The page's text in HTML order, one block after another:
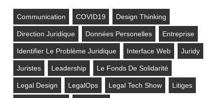
Communication COVID19 Design Thinking
Direction Juridique Données Personelles Entreprise
Identifier Le Problème Juridique Interface Web Juridy
Juristes Leadership Le Fonds De Solidarité
Legal Design LegalOps Legal Tech Show Litiges